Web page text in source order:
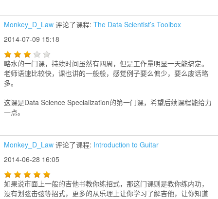
Monkey_D_Law 评论了课程: The Data Scientist’s Toolbox
2014-07-09 15:18
略水的一门课，持续时间虽然有四周，但是工作量明显一天能搞定。
老师语速比较快，课也讲的一般般，感觉例子要么偏少，要么废话略
多。
这课是Data Science Specialization的第一门课，希望后续课程能给力
一点。
Monkey_D_Law 评论了课程: Introduction to Guitar
2014-06-28 16:05
如果说市面上一般的吉他书教你练招式，那这门课则是教你练内功，
没有划弦击弦等招式，更多的从乐理上让你学习了解吉他，让你知道